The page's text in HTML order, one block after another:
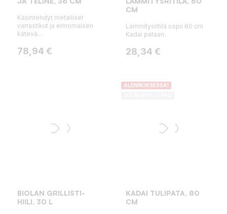
Käsintehdyt metalliset
varrastikut ja erinomaisen
kätevä...
Hinta
78,94 €
CM
Lämmitysritilä sopii 60 cm
Kadai pataan.
Hinta
28,34 €
BIOLAN GRILLISTI-
HIILI, 30 L
ALENNUKSESSA!
KADAI TULIPATA, 80
CM